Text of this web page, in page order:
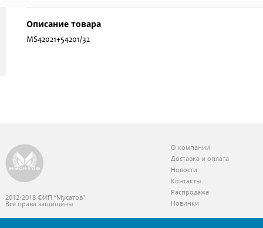
Описание товара
MS42021+54201/32
2012-2018 ©ИП “Мусатов”
Все права защищены
О компании
Доставка и оплата
Новости
Контакты
Распродажа
Новинки